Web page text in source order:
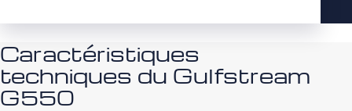
Caractéristiques
techniques du Gulfstream
G550